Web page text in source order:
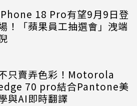
18 Pro有望9月9日登
！「蘋果員工抽選會」洩端
只賣弄色彩！Motorola
70 pro結合Pantone美
與AI即時翻譯